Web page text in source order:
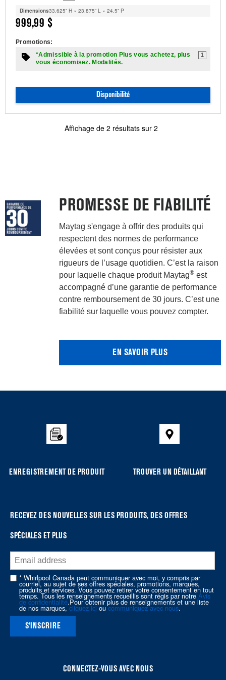
Dimensions33.625” H × 23.875” L × 24.5” P
999,99 $
Promotions:
*Admissible à la promotion Plus vous achetez, plus
vous économisez. Modalités.
1
Disponibilité
Affichage de 2 résultats sur 2
PROMESSE DE FIABILITÉ
Maytag s'engage à offrir des produits qui
respectent des normes de performance
élevées et sont conçus pour résister aux
rigueurs de l’usage quotidien. C’est la raison
pour laquelle chaque produit Maytag®est
accompagné d’une garantie de performance
contre remboursement de 30 jours. C’est une
fiabilité sur laquelle vous pouvez compter.
EN SAVOIR PLUS
you
end
page
ENREGISTREMENT DE PRODUIT TROUVER UN DÉTAILLANT
RECEVEZ DES NOUVELLES SUR LES PRODUITS, DES OFFRES
SPÉCIALES ET PLUS
* Whirlpool Canada peut communiquer avec moi, y compris par
courriel, au sujet de ses offres spéciales, promotions, marques,
produits et services. Vous pouvez retirer votre consentement en tout
temps. Tous les renseignements recueillis sont régis par notre Avis
de confidentialité.Pour obtenir plus de renseignements et une liste
de nos marques, cliquez ici oucommuniquez avec nous.
S'INSCRIRE
CONNECTEZ-VOUS AVEC NOUS